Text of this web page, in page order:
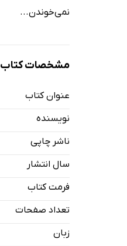
نمی‌خوندن...
مشخصات کتاب
عنوان کتاب
نویسنده
ناشر چاپی
سال انتشار
فرمت کتاب
تعداد صفحات
زبان